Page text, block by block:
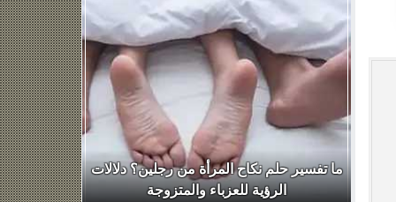
ما تفسير حلم نكاح المرأة من رجلين؟ دلالات
الرؤية للعزباء والمتزوجة
نقابة
من